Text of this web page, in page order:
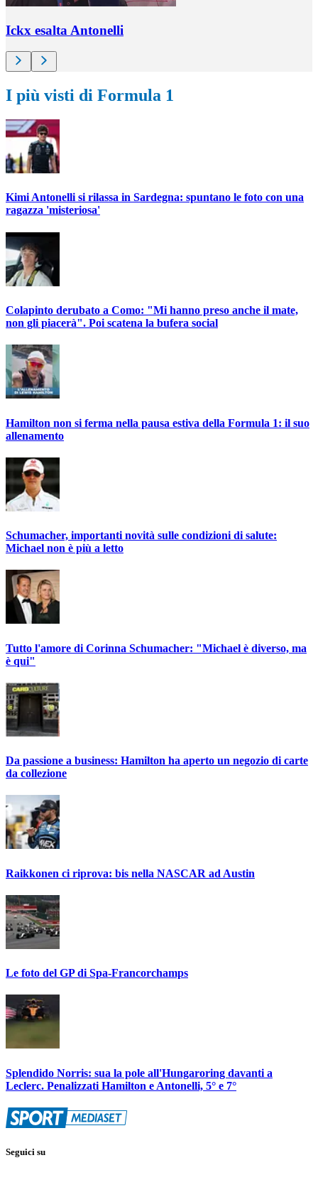
Ickx esalta Antonelli
I più visti di Formula 1
Kimi Antonelli si rilassa in Sardegna: spuntano le foto con una
ragazza 'misteriosa'
Colapinto derubato a Como: "Mi hanno preso anche il mate,
non gli piacerà". Poi scatena la bufera social
Hamilton non si ferma nella pausa estiva della Formula 1: il suo
allenamento
Schumacher, importanti novità sulle condizioni di salute:
Michael non è più a letto
Tutto l'amore di Corinna Schumacher: "Michael è diverso, ma
è qui"
Da passione a business: Hamilton ha aperto un negozio di carte
da collezione
Raikkonen ci riprova: bis nella NASCAR ad Austin
Le foto del GP di Spa-Francorchamps
Splendido Norris: sua la pole all'Hungaroring davanti a
Leclerc. Penalizzati Hamilton e Antonelli, 5° e 7°
Seguici su